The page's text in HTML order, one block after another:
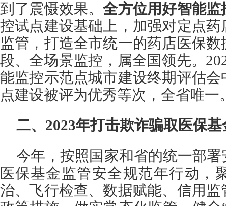
到了震慑效果。全方位用好智能监
控试点建设基础上，加强对定点
监管，打造全市统一的药店医保
段、全场景监控，属全国领先。
能监控示范点城市建设终期评估
点建设被评为优秀等次，全省唯一
二、2023年打击欺诈骗取医保
今年，按照国家和省的统一部
医保基金监管安全规范年行动，
治、飞行检查、数据赋能、信用